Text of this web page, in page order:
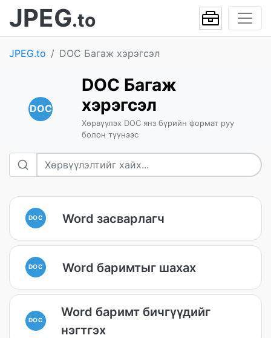
JPEG.to
JPEG.to DOC Багаж хэрэгсэл
DOC
DOC Багаж
хэрэгсэл
Хөрвүүлэх DOC янз бүрийн формат руу
болон түүнээс
DOC Word засварлагч
DOC Word баримтыг шахах
DOC
Word баримт бичгүүдийг
нэгтгэх